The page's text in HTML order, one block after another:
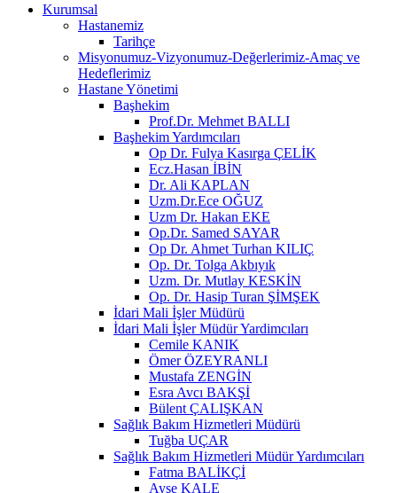
Kurumsal
Hastanemiz
Tarihçe
Misyonumuz-Vizyonumuz-Değerlerimiz-Amaç ve
Hedeflerimiz
Hastane Yönetimi
Başhekim
Prof.Dr. Mehmet BALLI
Başhekim Yardımcıları
Op Dr. Fulya Kasırga ÇELİK
Ecz.Hasan İBİN
Dr. Ali KAPLAN
Uzm.Dr.Ece OĞUZ
Uzm Dr. Hakan EKE
Op.Dr. Samed SAYAR
Op Dr. Ahmet Turhan KILIÇ
Op. Dr. Tolga Akbıyık
Uzm. Dr. Mutlay KESKİN
Op. Dr. Hasip Turan ŞİMŞEK
İdari Mali İşler Müdürü
İdari Mali İşler Müdür Yardimcıları
Cemile KANIK
Ömer ÖZEYRANLI
Mustafa ZENGİN
Esra Avcı BAKŞİ
Bülent ÇALIŞKAN
Sağlık Bakım Hizmetleri Müdürü
Tuğba UÇAR
Sağlık Bakım Hizmetleri Müdür Yardımcıları
Fatma BALİKÇİ
Ayşe KALE